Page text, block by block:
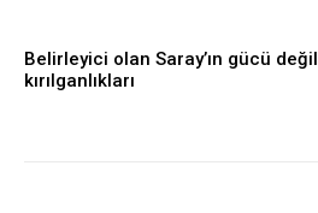
Belirleyici olan Saray’ın gücü değil
kırılganlıkları